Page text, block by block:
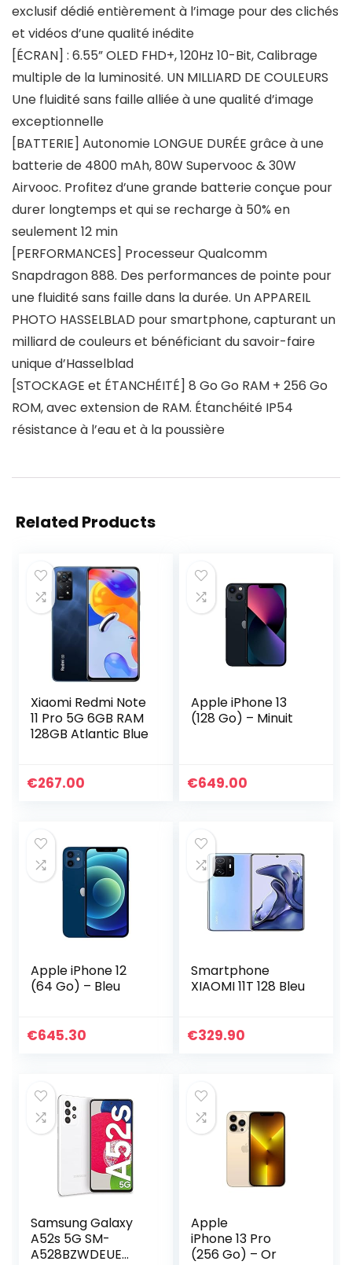
exclusif dédié entièrement à l’image pour des clichés
et vidéos d’une qualité inédite
[ÉCRAN] : 6.55” OLED FHD+, 120Hz 10-Bit, Calibrage
multiple de la luminosité. UN MILLIARD DE COULEURS
Une fluidité sans faille alliée à une qualité d’image
exceptionnelle
[BATTERIE] Autonomie LONGUE DURÉE grâce à une
batterie de 4800 mAh, 80W Supervooc & 30W
Airvooc. Profitez d’une grande batterie conçue pour
durer longtemps et qui se recharge à 50% en
seulement 12 min
[PERFORMANCES] Processeur Qualcomm
Snapdragon 888. Des performances de pointe pour
une fluidité sans faille dans la durée. Un APPAREIL
PHOTO HASSELBLAD pour smartphone, capturant un
milliard de couleurs et bénéficiant du savoir-faire
unique d’Hasselblad
[STOCKAGE et ÉTANCHÉITÉ] 8 Go Go RAM + 256 Go
ROM, avec extension de RAM. Étanchéité IP54
résistance à l’eau et à la poussière
Related Products
Xiaomi Redmi Note
11 Pro 5G 6GB RAM
128GB Atlantic Blue
€267.00
Apple iPhone 13
(128 Go) – Minuit
€649.00
Apple iPhone 12
(64 Go) – Bleu
€645.30
Smartphone
XIAOMI 11T 128 Bleu
€329.90
Samsung Galaxy
A52s 5G SM-
A528BZWDEUE
Apple
iPhone 13 Pro
(256 Go) – Or